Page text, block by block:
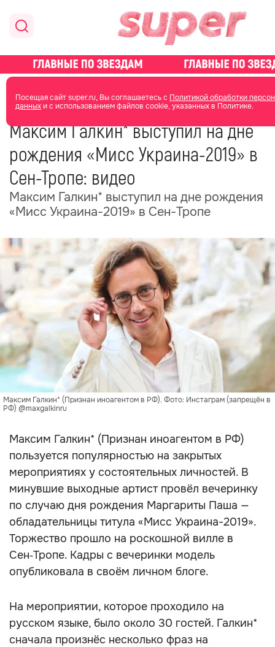
Посещая сайт super.ru, Вы соглашаетесь с Политикой обработки
данныхи с использованием файлов cookie, указанных в Политике.
главная общество
Максим Галкин* выступил на дне
рождения «Мисс Украина-2019» в
Сен-Тропе: видео
Максим Галкин* выступил на дне рождения
«Мисс Украина-2019» в Сен-Тропе
Максим Галкин* (Признан иноагентом в РФ). Фото: Инстаграм (запрещён в
РФ) @maxgalkinru
Максим Галкин* (Признан иноагентом в РФ)
пользуется популярностью на закрытых
мероприятиях у состоятельных личностей. В
минувшие выходные артист провёл вечеринку
по случаю дня рождения Маргариты Паша —
обладательницы титула «Мисс Украина-2019».
Торжество прошло на роскошной вилле в
Сен‑Тропе. Кадры с вечеринки модель
опубликовала в своём личном блоге.
На мероприятии, которое проходило на
русском языке, было около 30 гостей. Галкин*
сначала произнёс несколько фраз на